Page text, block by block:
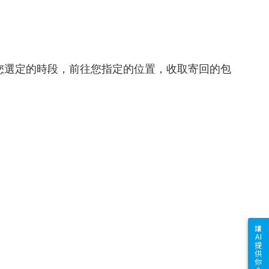
定的時段，前往您指定的位置，收取寄回的包
讓
AI
提
供
你